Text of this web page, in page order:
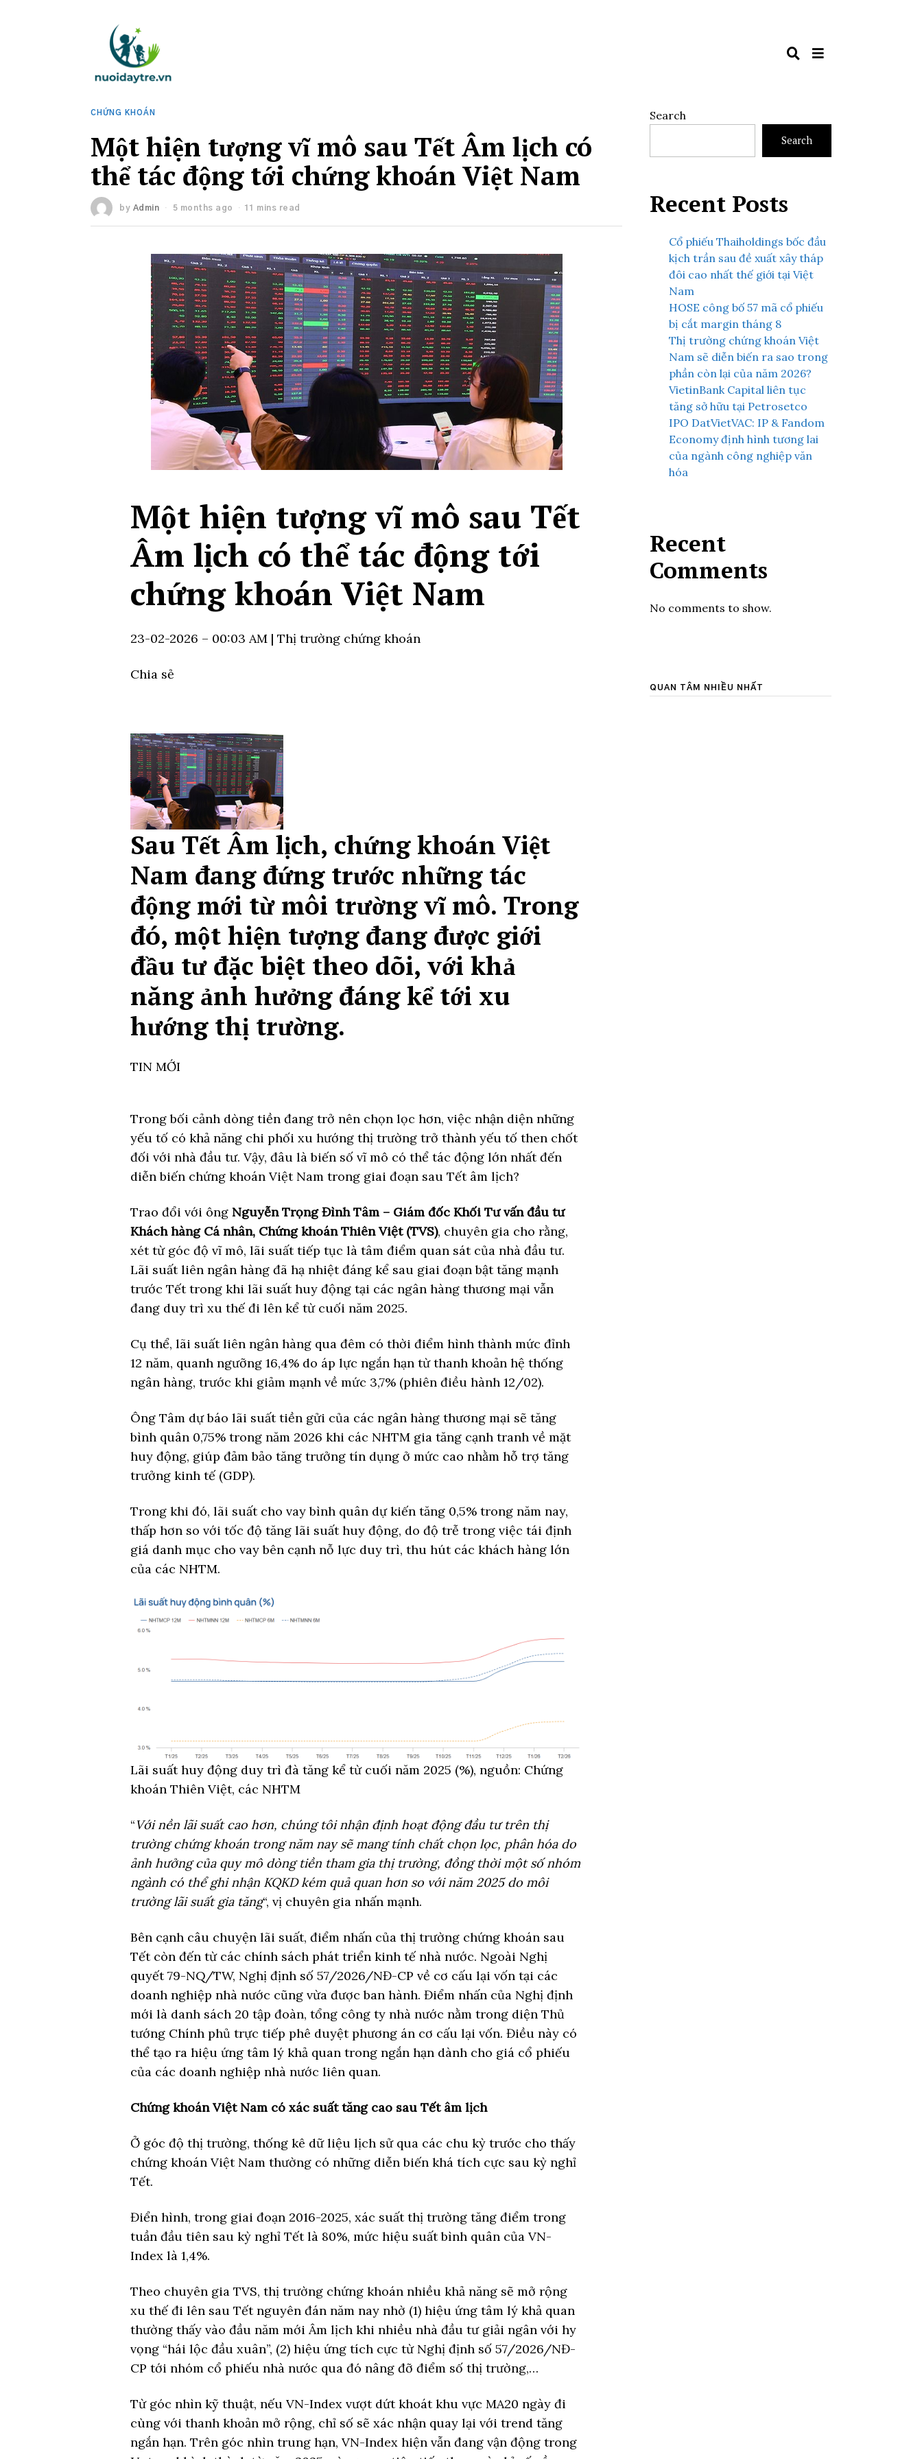
CHỨNG KHOÁN
Một hiện tượng vĩ mô sau Tết Âm lịch có
thể tác động tới chứng khoán Việt Nam
by Admin 5 months ago 11 mins read
Một hiện tượng vĩ mô sau Tết
Âm lịch có thể tác động tới
chứng khoán Việt Nam
23-02-2026 – 00:03 AM | Thị trường chứng khoán
Chia sẻ
Sau Tết Âm lịch, chứng khoán Việt
Nam đang đứng trước những tác
động mới từ môi trường vĩ mô. Trong
đó, một hiện tượng đang được giới
đầu tư đặc biệt theo dõi, với khả
năng ảnh hưởng đáng kể tới xu
hướng thị trường.
TIN MỚI
Trong bối cảnh dòng tiền đang trở nên chọn lọc hơn, việc nhận diện những
yếu tố có khả năng chi phối xu hướng thị trường trở thành yếu tố then chốt
đối với nhà đầu tư. Vậy, đâu là biến số vĩ mô có thể tác động lớn nhất đến
diễn biến chứng khoán Việt Nam trong giai đoạn sau Tết âm lịch?
Trao đổi với ông Nguyễn Trọng Đình Tâm – Giám đốc Khối Tư vấn đầu tư
Khách hàng Cá nhân, Chứng khoán Thiên Việt (TVS), chuyên gia cho rằng,
xét từ góc độ vĩ mô, lãi suất tiếp tục là tâm điểm quan sát của nhà đầu tư.
Lãi suất liên ngân hàng đã hạ nhiệt đáng kể sau giai đoạn bật tăng mạnh
trước Tết trong khi lãi suất huy động tại các ngân hàng thương mại vẫn
đang duy trì xu thế đi lên kể từ cuối năm 2025.
Cụ thể, lãi suất liên ngân hàng qua đêm có thời điểm hình thành mức đỉnh
12 năm, quanh ngưỡng 16,4% do áp lực ngắn hạn từ thanh khoản hệ thống
ngân hàng, trước khi giảm mạnh về mức 3,7% (phiên điều hành 12/02).
Ông Tâm dự báo lãi suất tiền gửi của các ngân hàng thương mại sẽ tăng
bình quân 0,75% trong năm 2026 khi các NHTM gia tăng cạnh tranh về mặt
huy động, giúp đảm bảo tăng trưởng tín dụng ở mức cao nhằm hỗ trợ tăng
trưởng kinh tế (GDP).
Trong khi đó, lãi suất cho vay bình quân dự kiến tăng 0,5% trong năm nay,
thấp hơn so với tốc độ tăng lãi suất huy động, do độ trễ trong việc tái định
giá danh mục cho vay bên cạnh nỗ lực duy trì, thu hút các khách hàng lớn
của các NHTM.
Lãi suất huy động duy trì đà tăng kể từ cuối năm 2025 (%), nguồn: Chứng
khoán Thiên Việt, các NHTM
“Với nền lãi suất cao hơn, chúng tôi nhận định hoạt động đầu tư trên thị
trường chứng khoán trong năm nay sẽ mang tính chất chọn lọc, phân hóa do
ảnh hưởng của quy mô dòng tiền tham gia thị trường, đồng thời một số nhóm
ngành có thể ghi nhận KQKD kém quả quan hơn so với năm 2025 do môi
trường lãi suất gia tăng“, vị chuyên gia nhấn mạnh.
Bên cạnh câu chuyện lãi suất, điểm nhấn của thị trường chứng khoán sau
Tết còn đến từ các chính sách phát triển kinh tế nhà nước. Ngoài Nghị
quyết 79-NQ/TW, Nghị định số 57/2026/NĐ-CP về cơ cấu lại vốn tại các
doanh nghiệp nhà nước cũng vừa được ban hành. Điểm nhấn của Nghị định
mới là danh sách 20 tập đoàn, tổng công ty nhà nước nằm trong diện Thủ
tướng Chính phủ trực tiếp phê duyệt phương án cơ cấu lại vốn. Điều này có
thể tạo ra hiệu ứng tâm lý khả quan trong ngắn hạn dành cho giá cổ phiếu
của các doanh nghiệp nhà nước liên quan.
Chứng khoán Việt Nam có xác suất tăng cao sau Tết âm lịch
Ở góc độ thị trường, thống kê dữ liệu lịch sử qua các chu kỳ trước cho thấy
chứng khoán Việt Nam thường có những diễn biến khá tích cực sau kỳ nghỉ
Tết.
Điển hình, trong giai đoạn 2016-2025, xác suất thị trường tăng điểm trong
tuần đầu tiên sau kỳ nghỉ Tết là 80%, mức hiệu suất bình quân của VN-
Index là 1,4%.
Theo chuyên gia TVS, thị trường chứng khoán nhiều khả năng sẽ mở rộng
xu thế đi lên sau Tết nguyên đán năm nay nhờ (1) hiệu ứng tâm lý khả quan
thường thấy vào đầu năm mới Âm lịch khi nhiều nhà đầu tư giải ngân với hy
vọng “hái lộc đầu xuân”, (2) hiệu ứng tích cực từ Nghị định số 57/2026/NĐ-
CP tới nhóm cổ phiếu nhà nước qua đó nâng đỡ điểm số thị trường,…
Từ góc nhìn kỹ thuật, nếu VN-Index vượt dứt khoát khu vực MA20 ngày đi
cùng với thanh khoản mở rộng, chỉ số sẽ xác nhận quay lại với trend tăng
ngắn hạn. Trên góc nhìn trung hạn, VN-Index hiện vẫn đang vận động trong
Search
Search
Recent Posts
Cổ phiếu Thaiholdings bốc đầu
kịch trần sau đề xuất xây tháp
đôi cao nhất thế giới tại Việt
Nam
HOSE công bố 57 mã cổ phiếu
bị cắt margin tháng 8
Thị trường chứng khoán Việt
Nam sẽ diễn biến ra sao trong
phần còn lại của năm 2026?
VietinBank Capital liên tục
tăng sở hữu tại Petrosetco
IPO DatVietVAC: IP & Fandom
Economy định hình tương lai
của ngành công nghiệp văn
hóa
Recent
Comments
No comments to show.
QUAN TÂM NHIỀU NHẤT